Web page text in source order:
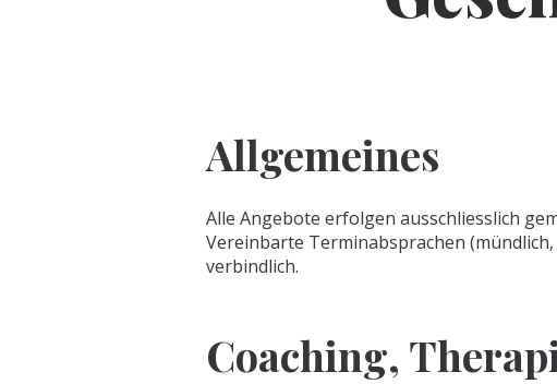
Allgemeines
Alle Angebote erfolgen ausschliesslich
Vereinbarte Terminabsprachen
verbindlich.
Coaching,